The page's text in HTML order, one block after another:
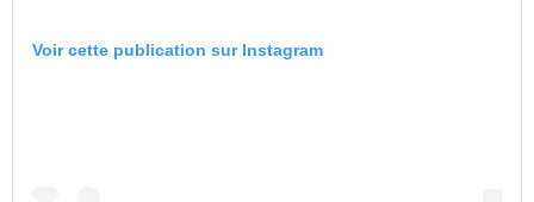
Voir cette publication sur Instagram